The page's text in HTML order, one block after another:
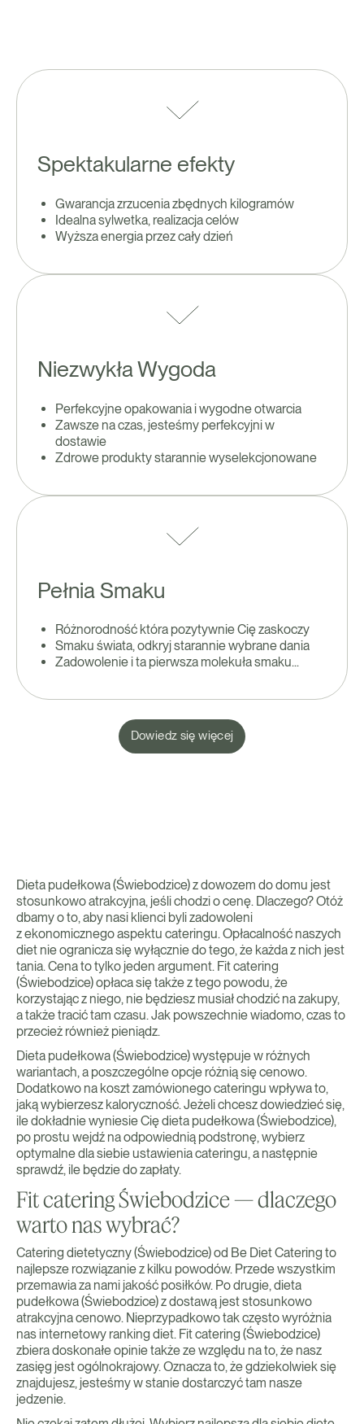
Spektakularne efekty
Gwarancja zrzucenia zbędnych kilogramów
Idealna sylwetka, realizacja celów
Wyższa energia przez cały dzień
Niezwykła Wygoda
Perfekcyjne opakowania i wygodne otwarcia
Zawsze na czas, jesteśmy perfekcyjni w
dostawie
Zdrowe produkty starannie wyselekcjonowane
Pełnia Smaku
Różnorodność która pozytywnie Cię zaskoczy
Smaku świata, odkryj starannie wybrane dania
Zadowolenie i ta pierwsza molekuła smaku...
Dowiedz się więcej
Dieta pudełkowa (Świebodzice) z dowozem do domu jest
stosunkowo atrakcyjna, jeśli chodzi o cenę. Dlaczego? Otóż
dbamy o to, aby nasi klienci byli zadowoleni
z ekonomicznego aspektu cateringu. Opłacalność naszych
diet nie ogranicza się wyłącznie do tego, że każda z nich jest
tania. Cena to tylko jeden argument. Fit catering
(Świebodzice) opłaca się także z tego powodu, że
korzystając z niego, nie będziesz musiał chodzić na zakupy,
a także tracić tam czasu. Jak powszechnie wiadomo, czas to
przecież również pieniądz.
Dieta pudełkowa (Świebodzice) występuje w różnych
wariantach, a poszczególne opcje różnią się cenowo.
Dodatkowo na koszt zamówionego cateringu wpływa to,
jaką wybierzesz kaloryczność. Jeżeli chcesz dowiedzieć się,
ile dokładnie wyniesie Cię dieta pudełkowa (Świebodzice),
po prostu wejdź na odpowiednią podstronę, wybierz
optymalne dla siebie ustawienia cateringu, a następnie
sprawdź, ile będzie do zapłaty.
Fit catering Świebodzice — dlaczego
warto nas wybrać?
Catering dietetyczny (Świebodzice) od Be Diet Catering to
najlepsze rozwiązanie z kilku powodów. Przede wszystkim
przemawia za nami jakość posiłków. Po drugie, dieta
pudełkowa (Świebodzice) z dostawą jest stosunkowo
atrakcyjna cenowo. Nieprzypadkowo tak często wyróżnia
nas internetowy ranking diet. Fit catering (Świebodzice)
zbiera doskonałe opinie także ze względu na to, że nasz
zasięg jest ogólnokrajowy. Oznacza to, że gdziekolwiek się
znajdujesz, jesteśmy w stanie dostarczyć tam nasze
jedzenie.